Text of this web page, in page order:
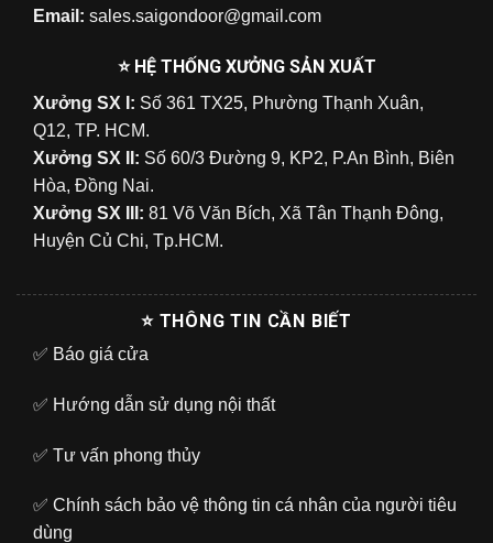
Email: sales.saigondoor@gmail.com
⭐ HỆ THỐNG XƯỞNG SẢN XUẤT
Xưởng SX I: Số 361 TX25, Phường Thạnh Xuân,
Q12, TP. HCM.
Xưởng SX II: Số 60/3 Đường 9, KP2, P.An Bình, Biên
Hòa, Đồng Nai.
Xưởng SX III: 81 Võ Văn Bích, Xã Tân Thạnh Đông,
Huyện Củ Chi, Tp.HCM.
⭐ THÔNG TIN CẦN BIẾT
✅ Báo giá cửa
✅ Hướng dẫn sử dụng nội thất
✅ Tư vấn phong thủy
✅ Chính sách bảo vệ thông tin cá nhân của người tiêu
dùng